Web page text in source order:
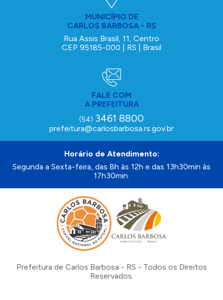
MUNICÍPIO DE
CARLOS BARBOSA - RS
Rua Assis Brasil, 11, Centro
CEP 95185-000 | RS | Brasil
FALE COM
A PREFEITURA
(54) 3461 8800
prefeitura@carlosbarbosa.rs.gov.br
Horário de Atendimento:
Segunda a Sexta-feira, das 8h às 12h e das 13h30min às
17h30min.
Prefeitura de Carlos Barbosa - RS - Todos os Direitos
Reservados.